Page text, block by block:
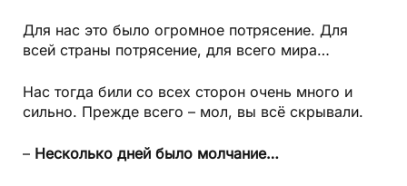
Для нас это было огромное потрясение. Для
всей страны потрясение, для всего мира…
Нас тогда били со всех сторон очень много и
сильно. Прежде всего – мол, вы всё скрывали.
– Несколько дней было молчание…